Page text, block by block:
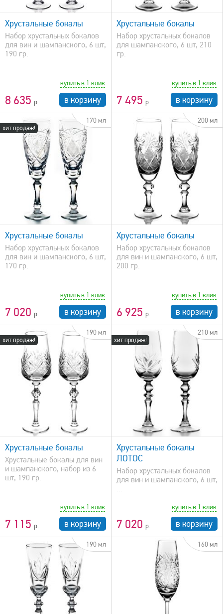
Хрустальные бокалы
Набор хрустальных бокалов
для вин и шампанского, 6 шт,
190 гр.
8 635
купить в 1 клик
в корзину
быстрый просмотр
Хрустальные бокалы
Набор хрустальных бокалов
для шампанского, 6 шт, 210
гр.
7 495
купить в 1 клик
в корзину
хит продаж!
170 мл
Хрустальные бокалы
Набор хрустальных бокалов
для вин и шампанского, 6 шт,
170 гр.
7 020
купить в 1 клик
в корзину
200 мл
быстрый просмотр
Хрустальные бокалы
Набор хрустальных бокалов
для вин и шампанского, 6 шт,
200 гр.
6 925
купить в 1 клик
в корзину
хит продаж!
190 мл
Хрустальные бокалы
Хрустальные бокалы для вин
и шампанского, набор из 6
шт, 190 гр.
7 115
купить в 1 клик
в корзину
хит продаж!
210 мл
быстрый просмотр
Хрустальные бокалы
ЛОТОС
Набор хрустальных бокалов
для вин и шампанского, 6 шт,
...
7 020
купить в 1 клик
в корзину
190 мл 160 мл